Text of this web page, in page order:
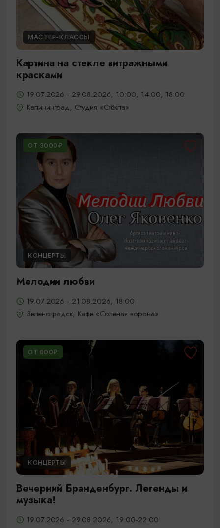
МАСТЕР-КЛАССЫ
Картина на стекле витражными
красками
19.07.2026 - 29.08.2026, 10:00, 14:00, 18:00
Калининград, Студия «Стёкла»
ОТ 3000₽
КОНЦЕРТЫ
Мелодии любви
19.07.2026 - 21.08.2026, 18:00
Зеленоградск, Кафе «Соленая ворона»
ОТ 800₽
КОНЦЕРТЫ
Вечерний Бранденбург. Легенды и
музыка!
19.07.2026 - 29.08.2026, 19:00-22:00